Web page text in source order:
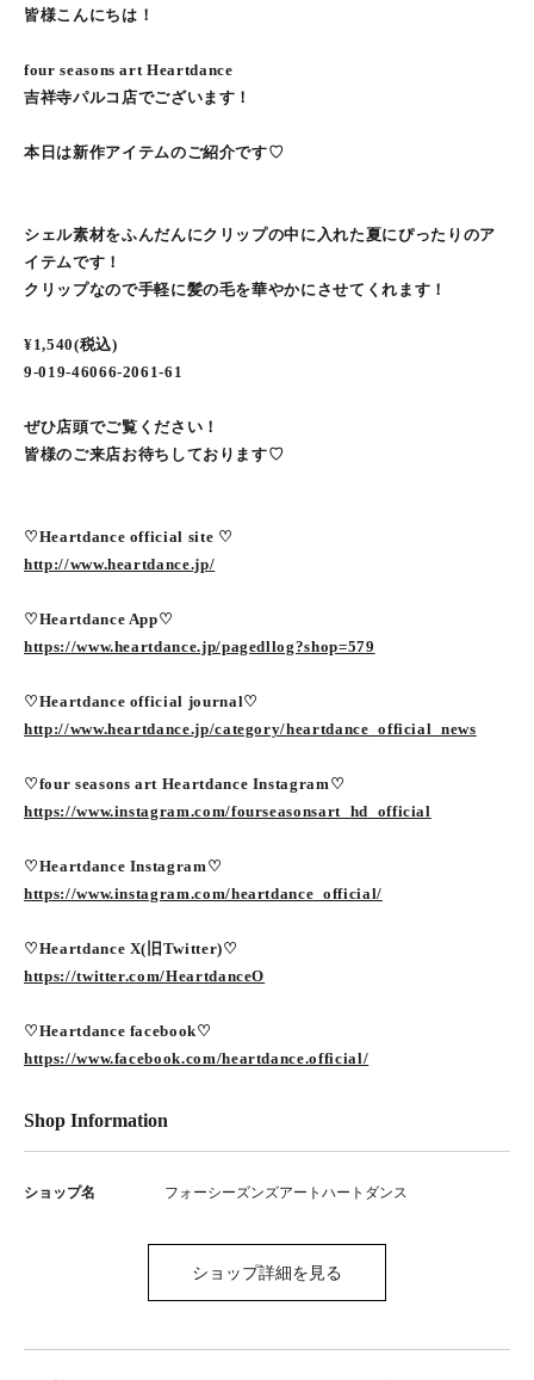
皆様こんにちは！
four seasons art Heartdance
吉祥寺パルコ店でございます！
本日は新作アイテムのご紹介です♡
シェル素材をふんだんにクリップの中に入れた夏にぴったりのア
イテムです！
クリップなので手軽に髪の毛を華やかにさせてくれます！
¥1,540(税込)
9-019-46066-2061-61
ぜひ店頭でご覧ください！
皆様のご来店お待ちしております♡
♡Heartdance official site ♡
http://www.heartdance.jp/
♡Heartdance App♡
https://www.heartdance.jp/pagedllog?shop=579
♡Heartdance official journal♡
http://www.heartdance.jp/category/heartdance_official_news
♡four seasons art Heartdance Instagram♡
https://www.instagram.com/fourseasonsart_hd_official
♡Heartdance Instagram♡
https://www.instagram.com/heartdance_official/
♡Heartdance X(旧Twitter)♡
https://twitter.com/HeartdanceO
♡Heartdance facebook♡
https://www.facebook.com/heartdance.official/
Shop Information
ショップ名 フォーシーズンズアートハートダンス
ショップ詳細を見る